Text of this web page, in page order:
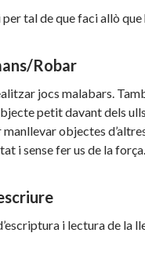
tal de que faci allò que
Robar
jocs malabars.
petit davant dels
objectes
i sense fer us de la força.
i lectura de la